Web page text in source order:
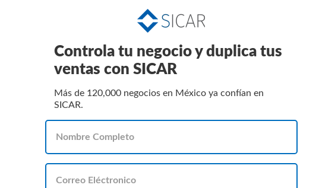
Controla tu negocio y duplica tus
ventas con SICAR
Más de 120,000 negocios en México ya confían en
SICAR.